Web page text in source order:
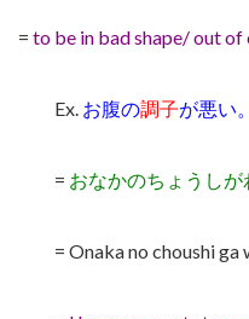
= to be in bad shape/ out
Ex. お腹の調子が悪い。
= おなかのちょうしが
= Onaka no choushi ga